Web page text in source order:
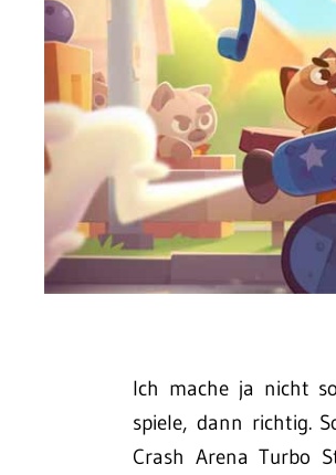
Ich mache ja nicht
spiele, dann richtig.
Crash Arena Turbo